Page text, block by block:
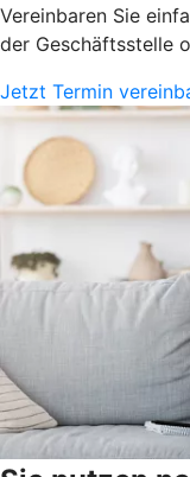
Vereinbaren Sie
der Geschäftsstelle
Jetzt Termin